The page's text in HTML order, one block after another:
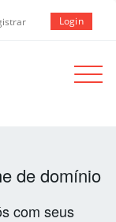
Login
Toggle
de domínio
com seus